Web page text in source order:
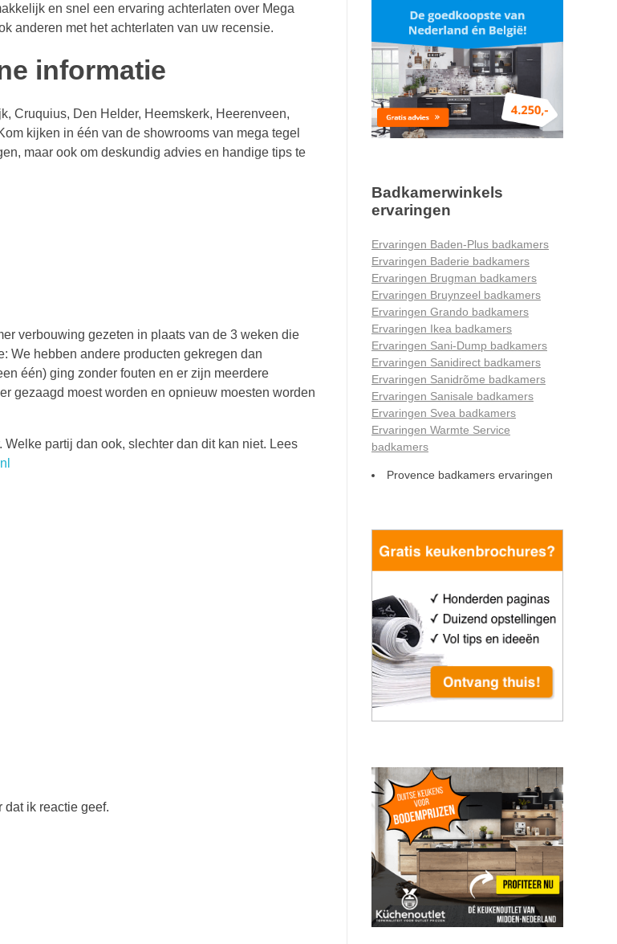
en snel een ervaring achterlaten over Mega
anderen met het achterlaten van uw recensie.
informatie
Cruquius, Den Helder, Heemskerk, Heerenveen,
kijken in één van de showrooms van mega tegel
maar ook om deskundig advies en handige tips te
verbouwing gezeten in plaats van de 3 weken die
We hebben andere producten gekregen dan
één) ging zonder fouten en er zijn meerdere
gezaagd moest worden en opnieuw moesten worden
partij dan ook, slechter dan dit kan niet. Lees
ik reactie geef.
Badkamerwinkels
ervaringen
Ervaringen Baden-Plus badkamers
Ervaringen Baderie badkamers
Ervaringen Brugman badkamers
Ervaringen Bruynzeel badkamers
Ervaringen Grando badkamers
Ervaringen Ikea badkamers
Ervaringen Sani-Dump badkamers
Ervaringen Sanidirect badkamers
Ervaringen Sanidrõme badkamers
Ervaringen Sanisale badkamers
Ervaringen Svea badkamers
Ervaringen Warmte Service
badkamers
Provence badkamers ervaringen